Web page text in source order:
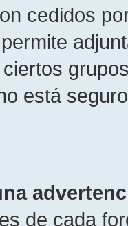
cedidos
está
de cada